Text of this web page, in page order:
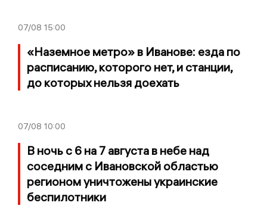
07/08 15:00
«Наземное метро» в Иванове: езда по
расписанию, которого нет, и станции,
до которых нельзя доехать
07/08 10:00
В ночь с 6 на 7 августа в небе над
соседним с Ивановской областью
регионом уничтожены украинские
беспилотники